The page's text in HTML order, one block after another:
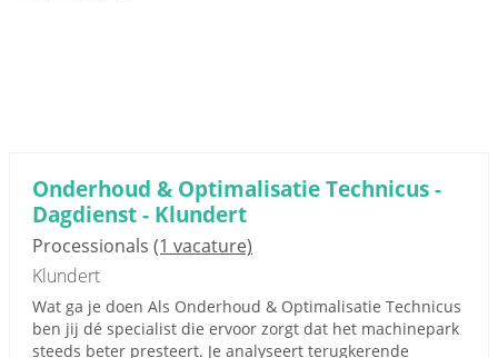
Onderhoud & Optimalisatie Technicus -
Dagdienst - Klundert
Processionals (1 vacature)
Klundert
Wat ga je doen Als Onderhoud & Optimalisatie Technicus
ben jij dé specialist die ervoor zorgt dat het machinepark
steeds beter presteert. Je analyseert terugkerende